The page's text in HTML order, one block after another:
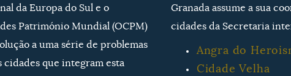
da Europa do Sul e o
Património Mundial (OCPM)
a uma série de problemas
cidades que integram esta
Granada assume a sua
cidades da Secretaria
Angra do
Cidade Velha